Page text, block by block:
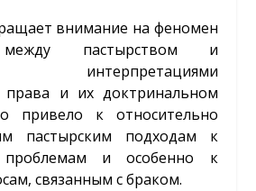
внимание на феномен
между пастырством и
интерпретациями
права и их доктринальном
привело к относительно
пастырским подходам к
проблемам и особенно к
связанным с браком.